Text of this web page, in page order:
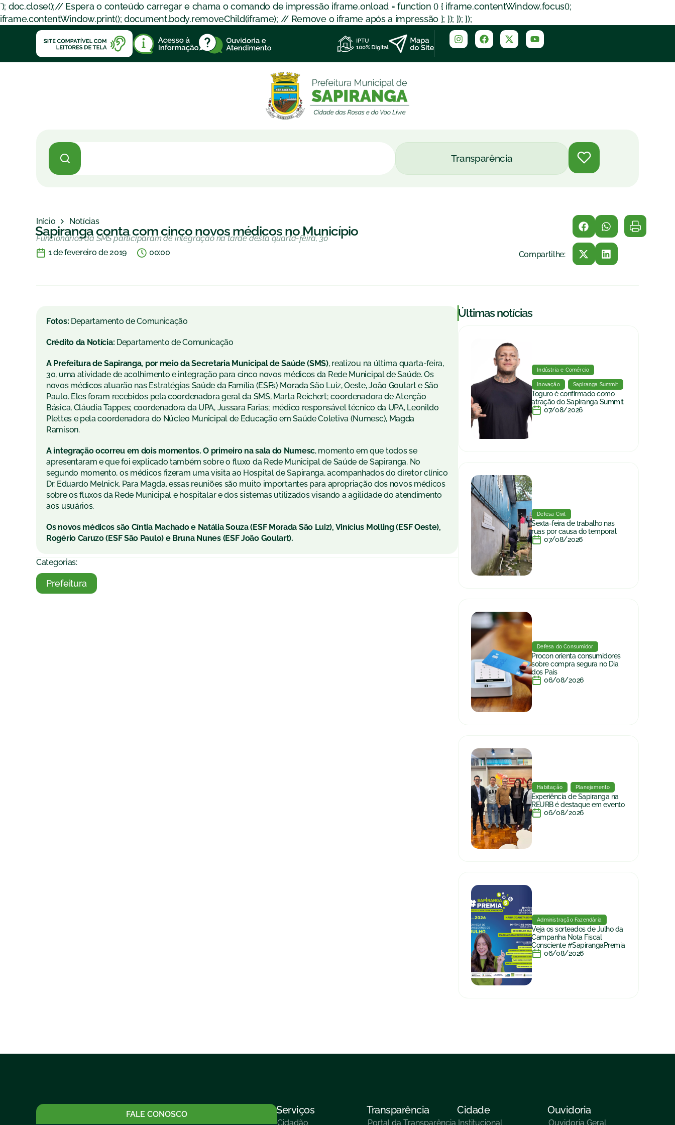
`); doc.close();// Espera o conteúdo carregar e chama o comando de impressão iframe.onload = function () { iframe.contentWindow.focus();
iframe.contentWindow.print(); document.body.removeChild(iframe); // Remove o iframe após a impressão }; }); }); });
Transparência
Início Notícias
Sapiranga conta com cinco novos médicos no Município
Funcionários da SMS participaram de integração na tarde desta quarta-feira, 30
1 de fevereiro de 2019
00:00 Compartilhe:
Fotos: Departamento de Comunicação
Crédito da Notícia: Departamento de Comunicação
A Prefeitura de Sapiranga, por meio da Secretaria Municipal de Saúde (SMS), realizou na última quarta-feira,
30, uma atividade de acolhimento e integração para cinco novos médicos da Rede Municipal de Saúde. Os
novos médicos atuarão nas Estratégias Saúde da Família (ESFs) Morada São Luiz, Oeste, João Goulart e São
Paulo. Eles foram recebidos pela coordenadora geral da SMS, Marta Reichert; coordenadora de Atenção
Básica, Cláudia Tappes; coordenadora da UPA, Jussara Farias; médico responsável técnico da UPA, Leonildo
Plettes e pela coordenadora do Núcleo Municipal de Educação em Saúde Coletiva (Numesc), Magda
Ramison.
A integração ocorreu em dois momentos. O primeiro na sala do Numesc, momento em que todos se
apresentaram e que foi explicado também sobre o fluxo da Rede Municipal de Saúde de Sapiranga. No
segundo momento, os médicos fizeram uma visita ao Hospital de Sapiranga, acompanhados do diretor clínico
Dr. Eduardo Melnick. Para Magda, essas reuniões são muito importantes para apropriação dos novos médicos
sobre os fluxos da Rede Municipal e hospitalar e dos sistemas utilizados visando a agilidade do atendimento
aos usuários.
Os novos médicos são Cíntia Machado e Natália Souza (ESF Morada São Luiz), Vinícius Molling (ESF Oeste),
Rogério Caruzo (ESF São Paulo) e Bruna Nunes (ESF João Goulart).
Categorias:
Prefeitura
|Últimas notícias
Indústria e Comércio
Inovação Sapiranga Summit
Toguro é confirmado como
atração do Sapiranga Summit
07/08/2026
Defesa Civil
Sexta-feira de trabalho nas
ruas por causa do temporal
07/08/2026
Defesa do Consumidor
Procon orienta consumidores
sobre compra segura no Dia
dos Pais
06/08/2026
Habitação Planejamento
Experiência de Sapiranga na
REURB é destaque em evento
06/08/2026
Administração Fazendária
Veja os sorteados de Julho da
Campanha Nota Fiscal
Consciente #SapirangaPremia
06/08/2026
FALE CONOSCO Serviços
Cidadão
Transparência
Portal da Transparência
Cidade
Institucional
Ouvidoria
Ouvidoria Geral